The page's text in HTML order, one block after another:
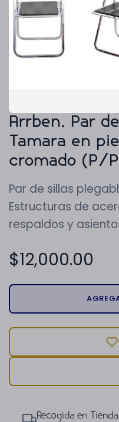
Arrben. Par
Tamara en
cromado (P/
Par de sillas
Estructuras de
respaldos y
$12,000.00
Recogida en Tienda